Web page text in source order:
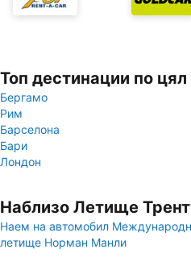
Топ дестинации по цял
Бергамо
Рим
Барселона
Бари
Лондон
Наблизо Летище
Наем на автомобил
летище Норман Манли